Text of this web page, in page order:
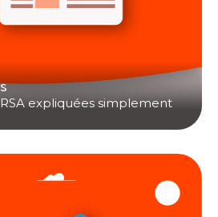
expliquées simplement